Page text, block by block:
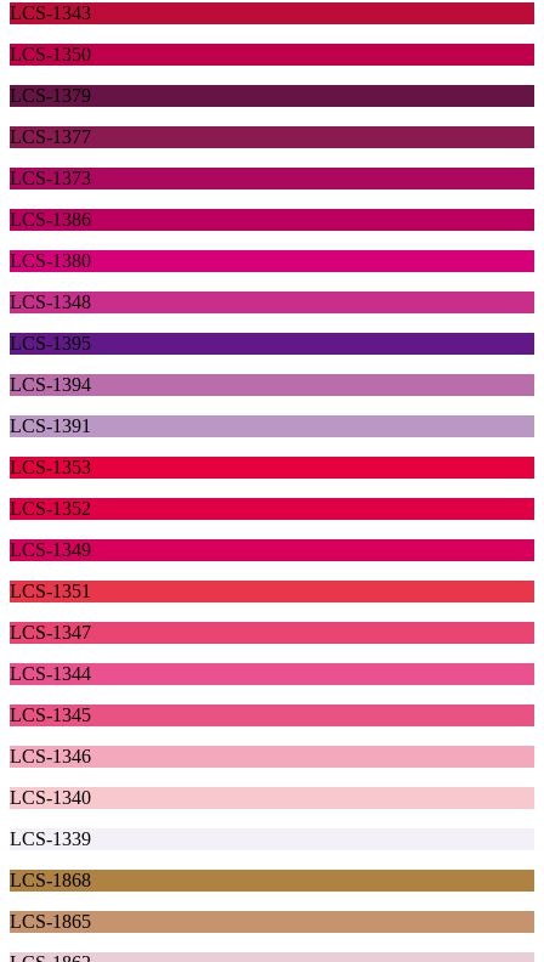
LCS-1343
LCS-1350
LCS-1379
LCS-1377
LCS-1373
LCS-1386
LCS-1380
LCS-1348
LCS-1395
LCS-1394
LCS-1391
LCS-1353
LCS-1352
LCS-1349
LCS-1351
LCS-1347
LCS-1344
LCS-1345
LCS-1346
LCS-1340
LCS-1339
LCS-1868
LCS-1865